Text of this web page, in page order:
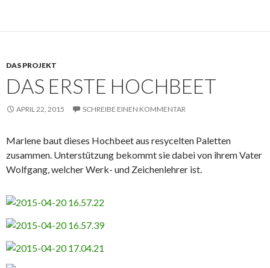
DAS PROJEKT
DAS ERSTE HOCHBEET
APRIL 22, 2015 SCHREIBE EINEN KOMMENTAR
Marlene baut dieses Hochbeet aus resycelten Paletten
zusammen. Unterstützung bekommt sie dabei von ihrem Vater
Wolfgang, welcher Werk- und Zeichenlehrer ist.